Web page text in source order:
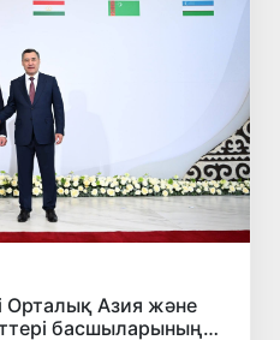
Орталық Азия және
басшыларының